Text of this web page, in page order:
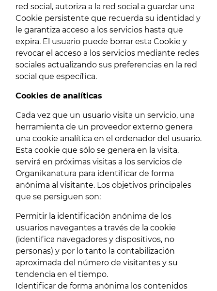
red social, autoriza a la red social a guardar una
Cookie persistente que recuerda su identidad y
le garantiza acceso a los servicios hasta que
expira. El usuario puede borrar esta Cookie y
revocar el acceso a los servicios mediante redes
sociales actualizando sus preferencias en la red
social que específica.
Cookies de analíticas
Cada vez que un usuario visita un servicio, una
herramienta de un proveedor externo genera
una cookie analítica en el ordenador del usuario.
Esta cookie que sólo se genera en la visita,
servirá en próximas visitas a los servicios de
Organikanatura para identificar de forma
anónima al visitante. Los objetivos principales
que se persiguen son:
Permitir la identificación anónima de los
usuarios navegantes a través de la cookie
(identifica navegadores y dispositivos, no
personas) y por lo tanto la contabilización
aproximada del número de visitantes y su
tendencia en el tiempo.
Identificar de forma anónima los contenidos